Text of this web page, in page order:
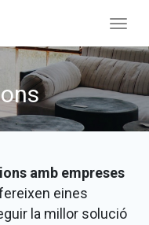
amb empreses
eines
la millor solució